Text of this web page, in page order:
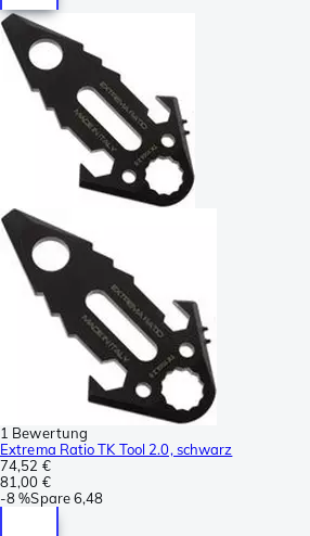
1 Bewertung
Extrema Ratio TK Tool 2.0, schwarz
74,52 €
81,00 €
-8 %Spare6,48